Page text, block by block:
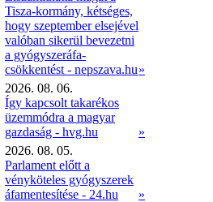
Tisza-kormány, kétséges,
hogy szeptember elsejével
valóban sikerül bevezetni
a gyógyszeráfa-
csökkentést - nepszava.hu»
2026. 08. 06.
Így kapcsolt takarékos
üzemmódra a magyar
gazdaság - hvg.hu
»
2026. 08. 05.
Parlament előtt a
vényköteles gyógyszerek
áfamentesítése - 24.hu
»